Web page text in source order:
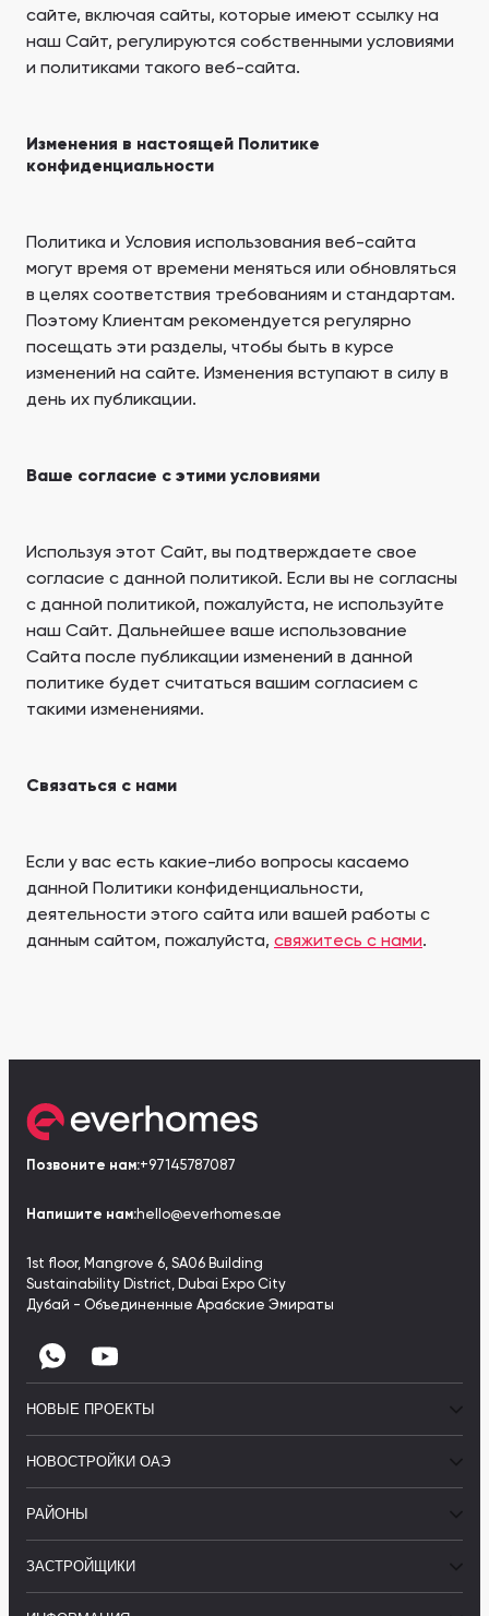
сайте, включая сайты, которые имеют ссылку на
наш Сайт, регулируются собственными условиями
и политиками такого веб-сайта.
Изменения в настоящей Политике
конфиденциальности
Политика и Условия использования веб-сайта
могут время от времени меняться или обновляться
в целях соответствия требованиям и стандартам.
Поэтому Клиентам рекомендуется регулярно
посещать эти разделы, чтобы быть в курсе
изменений на сайте. Изменения вступают в силу в
день их публикации.
Ваше согласие с этими условиями
Используя этот Сайт, вы подтверждаете свое
согласие с данной политикой. Если вы не согласны
с данной политикой, пожалуйста, не используйте
наш Сайт. Дальнейшее ваше использование
Сайта после публикации изменений в данной
политике будет считаться вашим согласием с
такими изменениями.
Связаться с нами
Если у вас есть какие-либо вопросы касаемо
данной Политики конфиденциальности,
деятельности этого сайта или вашей работы с
данным сайтом, пожалуйста, свяжитесь с нами.
Позвоните нам:+97145787087
Напишите нам:hello@everhomes.ae
1st floor, Mangrove 6, SA06 Building
Sustainability District, Dubai Expo City
Дубай - Объединенные Арабские Эмираты
НОВЫЕ ПРОЕКТЫ
НОВОСТРОЙКИ ОАЭ
РАЙОНЫ
ЗАСТРОЙЩИКИ